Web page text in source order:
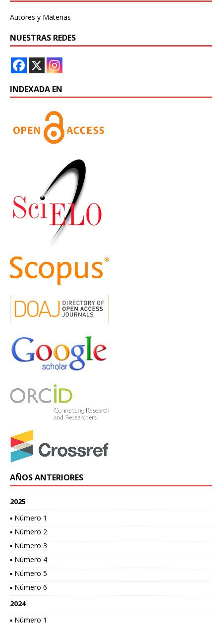
Autores y Materias
NUESTRAS REDES
INDEXADA EN
AÑOS ANTERIORES
2025
▪ Número 1
▪ Número 2
▪ Número 3
▪ Número 4
▪ Número 5
▪ Número 6
2024
▪ Número 1